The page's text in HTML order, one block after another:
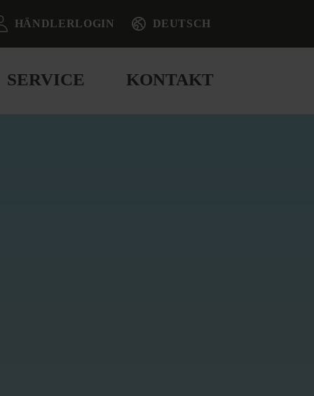
HÄNDLERLOGIN DEUTSCH
SERVICE KONTAKT